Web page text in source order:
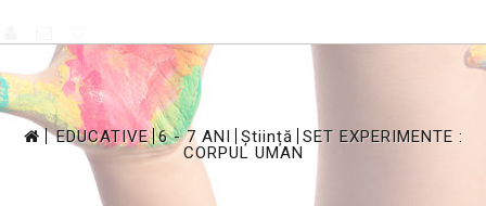
>
EDUCATIVE
>
6 - 7 ANI
Știință SET EXPERIMENTE :
CORPUL UMAN